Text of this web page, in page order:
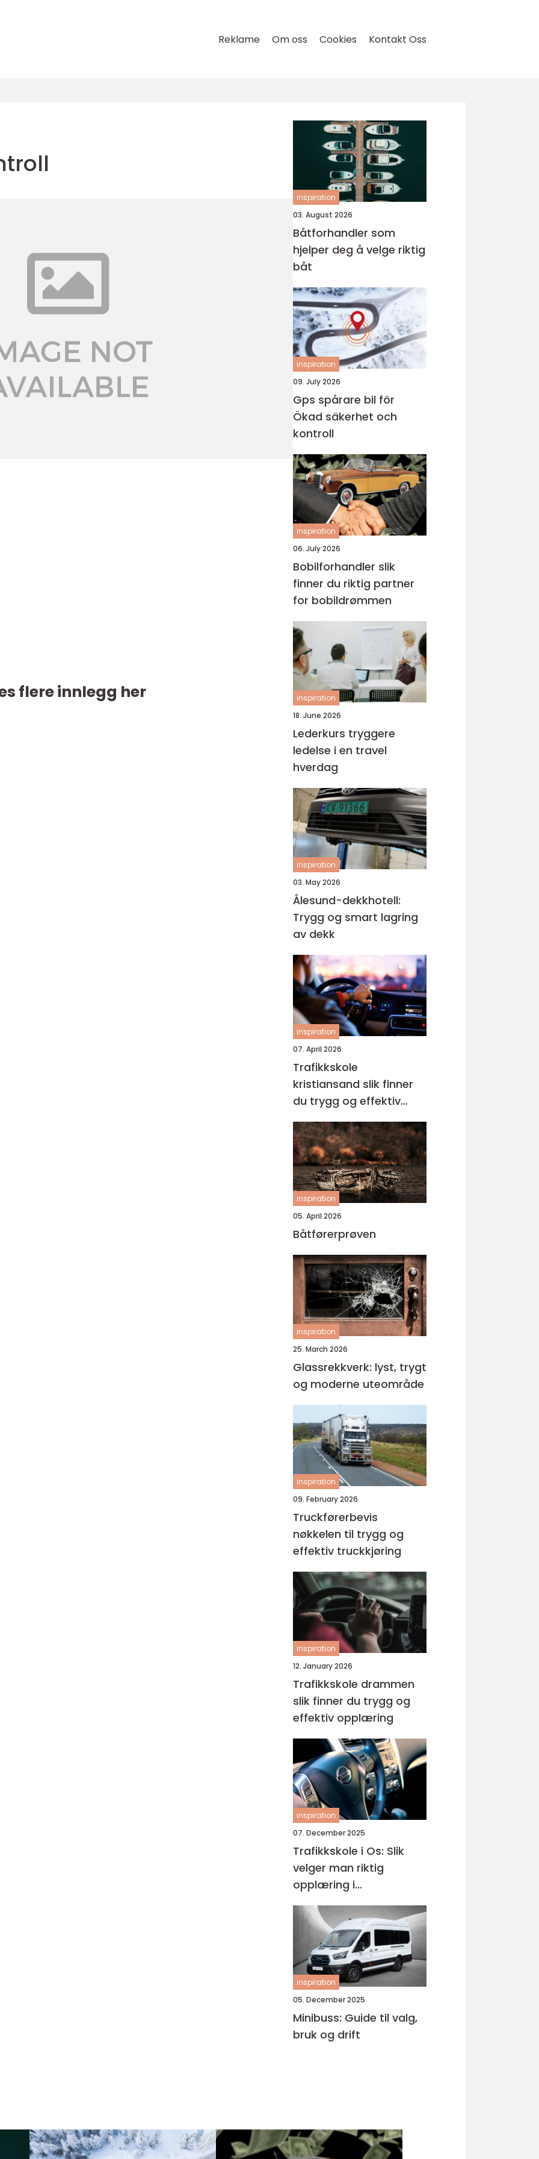
Reklame Om oss Cookies Kontakt Oss
flere innlegg her
inspiration
03. August 2026
Båtforhandler som
hjelper deg å velge riktig
båt
inspiration
09. July 2026
Gps spårare bil för
Ökad säkerhet och
kontroll
inspiration
06. July 2026
Bobilforhandler slik
finner du riktig partner
for bobildrømmen
inspiration
18. June 2026
Lederkurs tryggere
ledelse i en travel
hverdag
inspiration
03. May 2026
Ålesund-dekkhotell:
Trygg og smart lagring
av dekk
inspiration
07. April 2026
Trafikkskole
kristiansand slik finner
du trygg og effektiv
opplæring
inspiration
05. April 2026
Båtførerprøven
inspiration
25. March 2026
Glassrekkverk: lyst, trygt
og moderne uteområde
inspiration
09. February 2026
Truckførerbevis
nøkkelen til trygg og
effektiv truckkjøring
inspiration
12. January 2026
Trafikkskole drammen
slik finner du trygg og
effektiv opplæring
inspiration
07. December 2025
Trafikkskole i Os: Slik
velger man riktig
opplæring i
Bjørnafjorden
inspiration
05. December 2025
Minibuss: Guide til valg,
bruk og drift